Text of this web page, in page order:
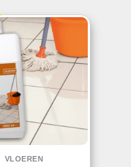
VLOEREN